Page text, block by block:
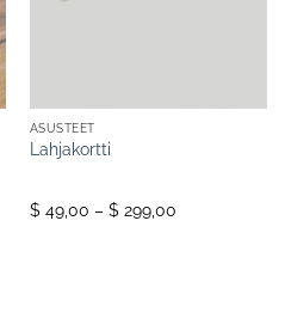
ASUSTEET
Lahjakortti
$ 49,00 – $ 299,00Price